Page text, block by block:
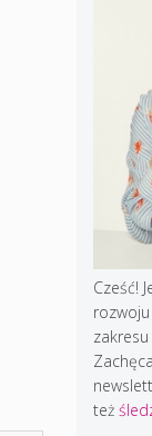
Cześć!
też